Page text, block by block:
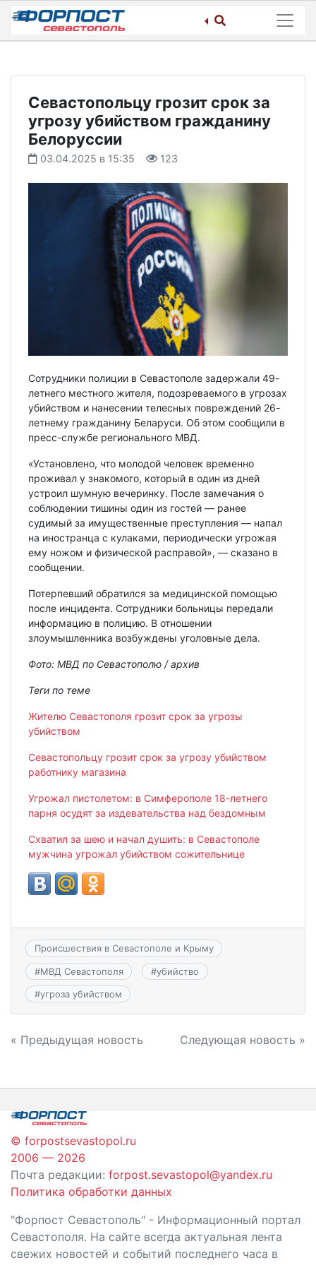
Skip
content
Севастопольцу грозит срок за
угрозу убийством гражданину
Белоруссии
03.04.2025 в 15:35 123
Сотрудники полиции в Севастополе задержали 49-
летнего местного жителя, подозреваемого в угрозах
убийством и нанесении телесных повреждений 26-
летнему гражданину Беларуси. Об этом сообщили в
пресс-службе регионального МВД.
«Установлено, что молодой человек временно
проживал у знакомого, который в один из дней
устроил шумную вечеринку. После замечания о
соблюдении тишины один из гостей — ранее
судимый за имущественные преступления — напал
на иностранца с кулаками, периодически угрожая
ему ножом и физической расправой», — сказано в
сообщении.
Потерпевший обратился за медицинской помощью
после инцидента. Сотрудники больницы передали
информацию в полицию. В отношении
злоумышленника возбуждены уголовные дела.
Фото: МВД по Севастополю / архив
Теги по теме
Жителю Севастополя грозит срок за угрозы
убийством
Севастопольцу грозит срок за угрозу убийством
работнику магазина
Угрожал пистолетом: в Симферополе 18-летнего
парня осудят за издевательства над бездомным
Схватил за шею и начал душить: в Севастополе
мужчина угрожал убийством сожительнице
Происшествия в Севастополе и Крыму
#МВД Севастополя #убийство
#угроза убийством
Навигация
записям
« Предыдущая новость Следующая новость »
© forpostsevastopol.ru
2006 — 2026
Почта редакции: forpost.sevastopol@yandex.ru
Политика обработки данных
"Форпост Севастополь" - Информационный портал
Севастополя. На сайте всегда актуальная лента
свежих новостей и событий последнего часа в